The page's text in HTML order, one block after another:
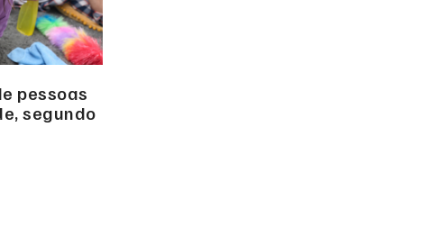
pessoas
segundo